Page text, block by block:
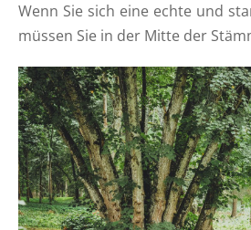
Wenn Sie sich eine echte und
müssen Sie in der Mitte der